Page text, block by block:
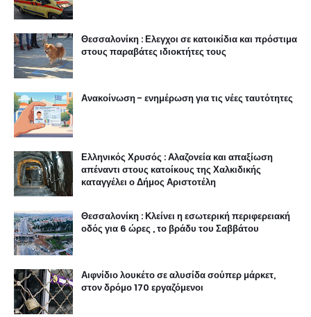
Θεσσαλονίκη : Ελεγχοι σε κατοικίδια και πρόστιμα
στους παραβάτες ιδιοκτήτες τους
Ανακοίνωση - ενημέρωση για τις νέες ταυτότητες
Ελληνικός Χρυσός : Αλαζονεία και απαξίωση
απέναντι στους κατοίκους της Χαλκιδικής
καταγγέλει ο Δήμος Αριστοτέλη
Θεσσαλονίκη : Κλείνει η εσωτερική περιφερειακή
οδός για 6 ώρες , το βράδυ του Σαββάτου
Αιφνίδιο λουκέτο σε αλυσίδα σούπερ μάρκετ,
στον δρόμο 170 εργαζόμενοι